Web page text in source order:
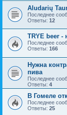
Aludarių
Последнее
Ответы: 12
TRYE beer -
Последнее
Ответы: 166
Нужна
пива
Последнее
Ответы: 4
В Гомеле
Последнее
Ответы: 25